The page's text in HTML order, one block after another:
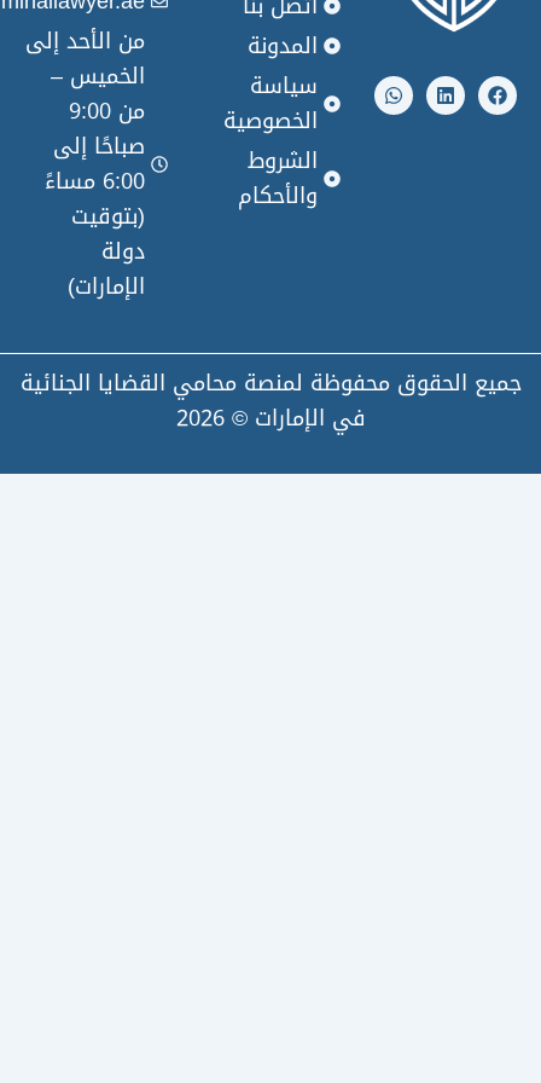
n
k
h
a
المدونة
سياسة
الخصوصية
الشروط
والأحكام
من الأحد إلى
الخميس –
صباحًا إلى
6:00 مساءً
محفوظة لمنصة محامي القضايا الجنائية
في الإمارات © 2026